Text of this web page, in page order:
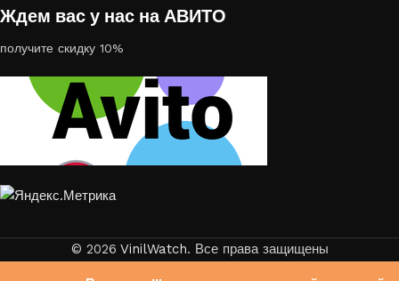
Ждем вас у нас на АВИТО
получите скидку 10%
© 2026 VinilWatch. Все права защищены